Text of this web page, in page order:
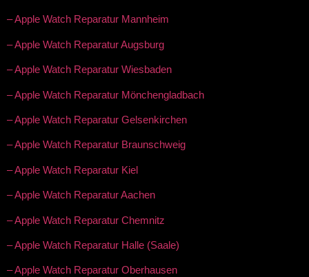
– Apple Watch Reparatur Mannheim
– Apple Watch Reparatur Augsburg
– Apple Watch Reparatur Wiesbaden
– Apple Watch Reparatur Mönchengladbach
– Apple Watch Reparatur Gelsenkirchen
– Apple Watch Reparatur Braunschweig
– Apple Watch Reparatur Kiel
– Apple Watch Reparatur Aachen
– Apple Watch Reparatur Chemnitz
– Apple Watch Reparatur Halle (Saale)
– Apple Watch Reparatur Oberhausen